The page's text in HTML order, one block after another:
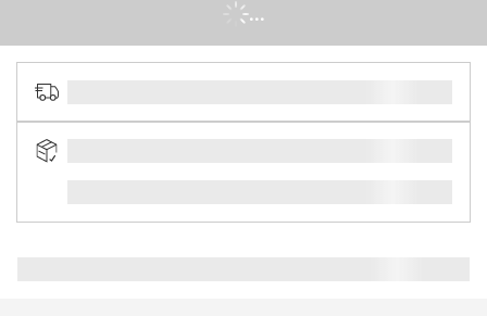
...